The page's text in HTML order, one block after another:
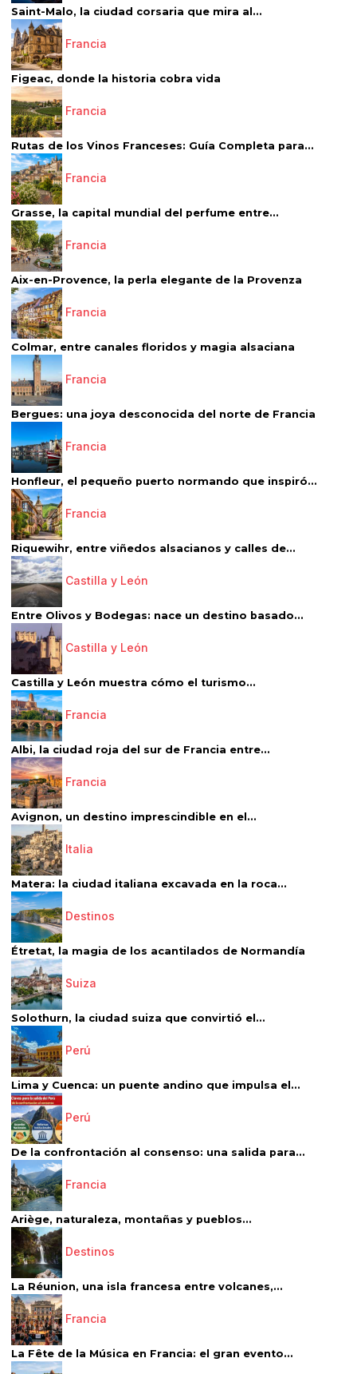
Saint-Malo, la ciudad corsaria que mira al...
Francia
Figeac, donde la historia cobra vida
Francia
Rutas de los Vinos Franceses: Guía Completa para...
Francia
Grasse, la capital mundial del perfume entre...
Francia
Aix-en-Provence, la perla elegante de la Provenza
Francia
Colmar, entre canales floridos y magia alsaciana
Francia
Bergues: una joya desconocida del norte de Francia
Francia
Honfleur, el pequeño puerto normando que inspiró...
Francia
Riquewihr, entre viñedos alsacianos y calles de...
Castilla y León
Entre Olivos y Bodegas: nace un destino basado...
Castilla y León
Castilla y León muestra cómo el turismo...
Francia
Albi, la ciudad roja del sur de Francia entre...
Francia
Avignon, un destino imprescindible en el...
Italia
Matera: la ciudad italiana excavada en la roca...
Destinos
Étretat, la magia de los acantilados de Normandía
Suiza
Solothurn, la ciudad suiza que convirtió el...
Perú
Lima y Cuenca: un puente andino que impulsa el...
Perú
De la confrontación al consenso: una salida para...
Francia
Ariège, naturaleza, montañas y pueblos...
Destinos
La Réunion, una isla francesa entre volcanes,...
Francia
La Fête de la Música en Francia: el gran evento...